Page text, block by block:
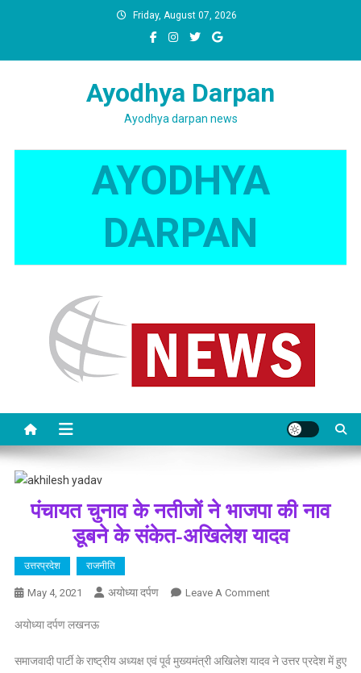
Friday, August 07, 2026
Ayodhya Darpan
Ayodhya darpan news
AYODHYA
DARPAN
पंचायत चुनाव के नतीजों ने भाजपा की नाव
डूबने के संकेत-अखिलेश यादव
उत्तरप्रदेश राजनीति
May 4, 2021 अयोध्या दर्पण Leave A CommentOn
नतीजों
अयोध्या दर्पण लखनऊ
समाजवादी पार्टी के राष्ट्रीय अध्यक्ष एवं पूर्व मुख्यमंत्री अखिलेश यादव ने उत्तर प्रदेश में हुए